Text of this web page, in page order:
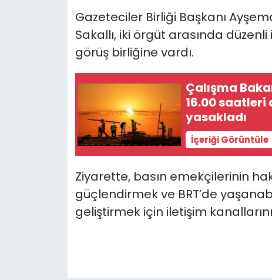
Gazeteciler Birliği Başkanı
Sakallı, iki örgüt arasında
görüş birliğine vardı.
Çalışma
16.00 saatleri
yasakladı
İçeriği Görüntüle
Ziyarette, basın emekçilerinin
güçlendirmek ve BRT’de
geliştirmek için iletişim